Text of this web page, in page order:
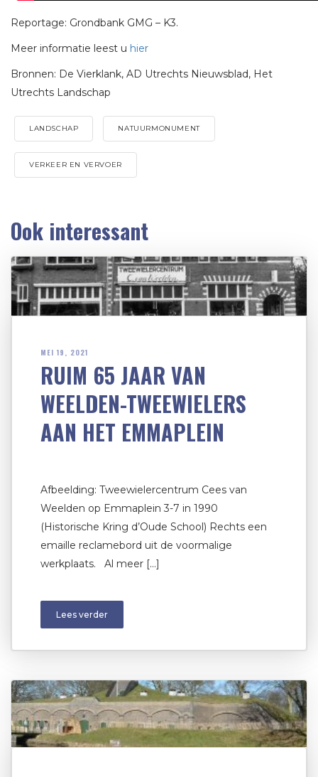
Reportage: Grondbank GMG – K3.
Meer informatie leest u hier
Bronnen: De Vierklank, AD Utrechts Nieuwsblad, Het
Utrechts Landschap
LANDSCHAP NATUURMONUMENT
VERKEER EN VERVOER
Ook interessant
MEI 19, 2021
RUIM 65 JAAR VAN
WEELDEN-TWEEWIELERS
AAN HET EMMAPLEIN
Afbeelding: Tweewielercentrum Cees van
Weelden op Emmaplein 3-7 in 1990
(Historische Kring d’Oude School) Rechts een
emaille reclamebord uit de voormalige
werkplaats. Al meer […]
Lees verder